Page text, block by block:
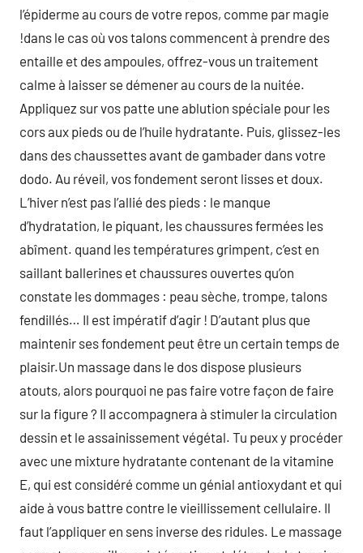
l’épiderme au cours de votre repos, comme par magie
!dans le cas où vos talons commencent à prendre des
entaille et des ampoules, offrez-vous un traitement
calme à laisser se démener au cours de la nuitée.
Appliquez sur vos patte une ablution spéciale pour les
cors aux pieds ou de l’huile hydratante. Puis, glissez-les
dans des chaussettes avant de gambader dans votre
dodo. Au réveil, vos fondement seront lisses et doux.
L’hiver n’est pas l’allié des pieds : le manque
d’hydratation, le piquant, les chaussures fermées les
abîment. quand les températures grimpent, c’est en
saillant ballerines et chaussures ouvertes qu’on
constate les dommages : peau sèche, trompe, talons
fendillés… Il est impératif d’agir ! D’autant plus que
maintenir ses fondement peut être un certain temps de
plaisir.Un massage dans le dos dispose plusieurs
atouts, alors pourquoi ne pas faire votre façon de faire
sur la figure ? Il accompagnera à stimuler la circulation
dessin et le assainissement végétal. Tu peux y procéder
avec une mixture hydratante contenant de la vitamine
E, qui est considéré comme un génial antioxydant et qui
aide à vous battre contre le vieillissement cellulaire. Il
faut l’appliquer en sens inverse des ridules. Le massage